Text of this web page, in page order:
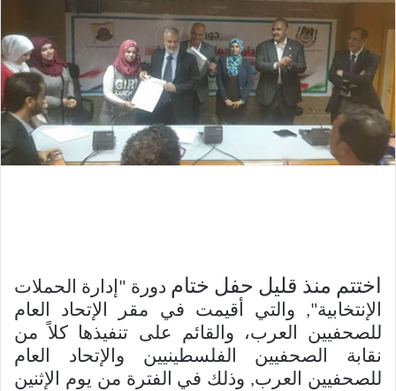
اختتم منذ قليل حفل ختامدورة "إدارة الحملات
الإنتخابية", والتي أقيمت في مقر الإتحاد العام
للصحفيين العرب، والقائم على تنفيذها كلاً من
نقابة الصحفيين الفلسطينيين والإتحاد العام
للصحفيين العرب, وذلك في الفترة من يوم الإثنين